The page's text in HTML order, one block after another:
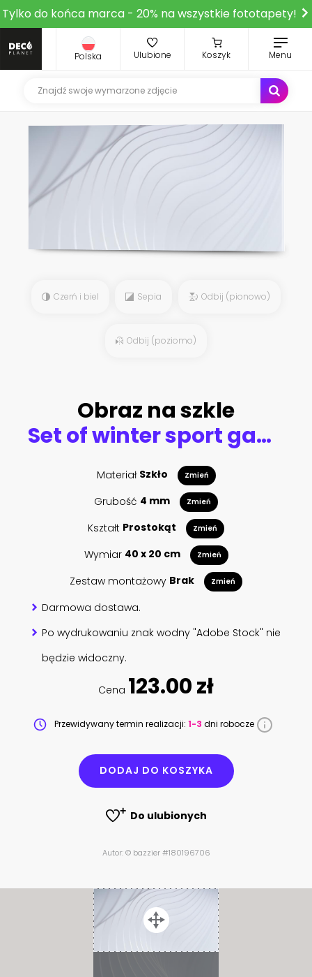
Tylko do końca marca - 20% na wszystkie fototapety!
Polska Ulubione Koszyk Menu
Czerń i biel Sepia Odbij (pionowo)
Odbij (poziomo)
Obraz na szkle
Set of winter sport games badge
Materiał Szkło Zmień
Grubość 4 mm Zmień
Kształt Prostokąt Zmień
Wymiar 40 x 20 cm Zmień
Zestaw montażowy Brak Zmień
Darmowa dostawa.
Po wydrukowaniu znak wodny "Adobe Stock" nie
będzie widoczny.
Cena 123.00 zł
Przewidywany termin realizacji: 1-3 dni robocze
DODAJ DO KOSZYKA
Do ulubionych
Autor: © bazzier #180196706